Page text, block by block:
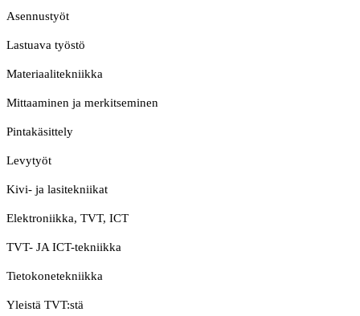
Asennustyöt
Lastuava työstö
Materiaalitekniikka
Mittaaminen ja merkitseminen
Pintakäsittely
Levytyöt
Kivi- ja lasitekniikat
Elektroniikka, TVT, ICT
TVT- JA ICT-tekniikka
Tietokonetekniikka
Yleistä TVT:stä